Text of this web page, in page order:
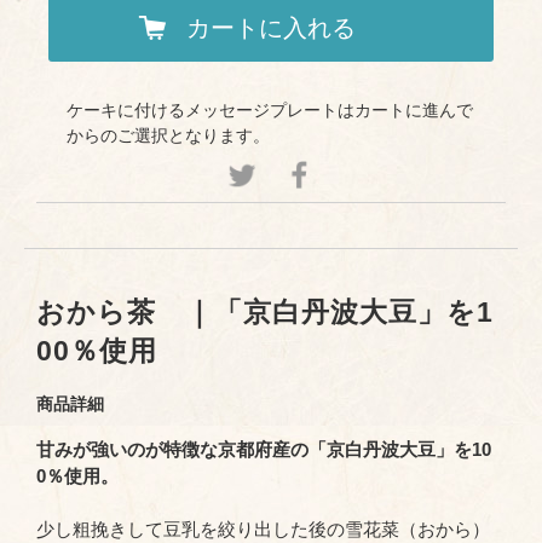
カートに入れる
ケーキに付けるメッセージプレートはカートに進んで
からのご選択となります。
おから茶 ｜「京白丹波大豆」を1
00％使用
商品詳細
甘みが強いのが特徴な京都府産の「京白丹波大豆」を10
0％使用。
少し粗挽きして豆乳を絞り出した後の雪花菜（おから）